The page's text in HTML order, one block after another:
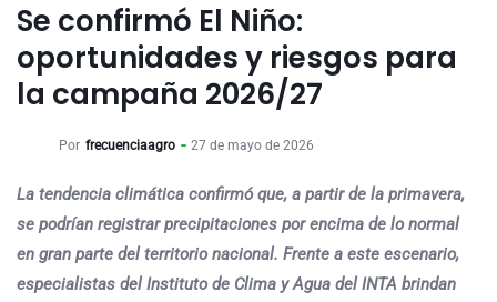
Se confirmó El Niño:
oportunidades y riesgos para
la campaña 2026/27
Por frecuenciaagro 27 de mayo de 2026
La tendencia climática confirmó que, a partir de la primavera,
se podrían registrar precipitaciones por encima de lo normal
en gran parte del territorio nacional. Frente a este escenario,
especialistas del Instituto de Clima y Agua del INTA brindan